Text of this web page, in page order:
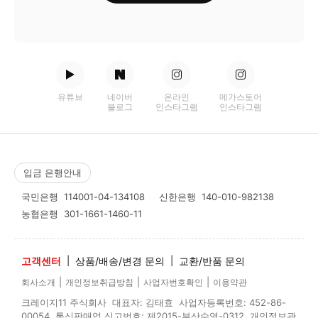
유튜브
네이버
블로그
온라인
인스타그램
메가스토어
인스타그램
입금 은행안내
국민은행 114001-04-134108 신한은행 140-010-982138
농협은행 301-1661-1460-11
고객센터 상품/배송/변경 문의 교환/반품 문의
회사소개 개인정보취급방침 사업자번호확인 이용약관
크레이지11 주식회사 대표자: 김태효 사업자등록번호: 452-86-